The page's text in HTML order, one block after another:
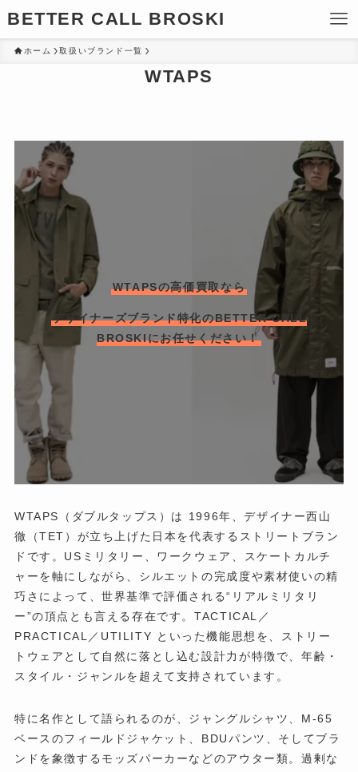
BETTER CALL BROSKI
ホーム 取扱いブランド一覧
WTAPS
WTAPSの高価買取なら
デザイナーズブランド特化のBETTER CALL
BROSKIにお任せください！
WTAPS（ダブルタップス）は 1996年、デザイナー西山
徹（TET）が立ち上げた日本を代表するストリートブラン
ドです。USミリタリー、ワークウェア、スケートカルチ
ャーを軸にしながら、シルエットの完成度や素材使いの精
巧さによって、世界基準で評価される“リアルミリタリ
ー”の頂点とも言える存在です。TACTICAL／
PRACTICAL／UTILITY といった機能思想を、ストリー
トウェアとして自然に落とし込む設計力が特徴で、年齢・
スタイル・ジャンルを超えて支持されています。
特に名作として語られるのが、ジャングルシャツ、M-65
ベースのフィールドジャケット、BDUパンツ、そしてブラ
ンドを象徴するモッズパーカーなどのアウター類。過剰な